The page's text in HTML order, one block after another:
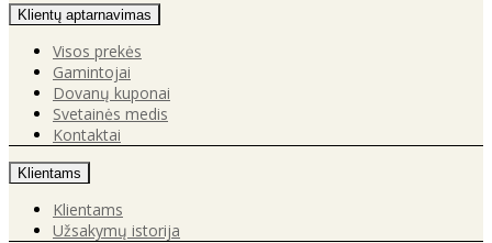
Klientų aptarnavimas
Visos prekės
Gamintojai
Dovanų kuponai
Svetainės medis
Kontaktai
Klientams
Klientams
Užsakymų istorija